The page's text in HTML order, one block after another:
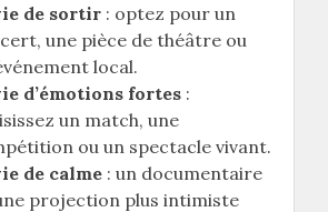
de sortir : optez pour un
une pièce de théâtre ou
local.
d’émotions fortes :
un match, une
ou un spectacle vivant.
de calme : un documentaire
projection plus intimiste